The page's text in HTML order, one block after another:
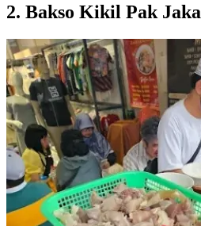
2. Bakso Kikil Pak Jaka